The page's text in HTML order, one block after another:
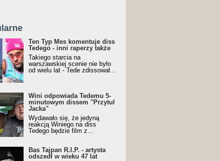
Ten Typ Mes komentuje diss
Tedego - inni raperzy także
Takiego starcia na
warszawskiej scenie nie było
od wielu lat - Tede zdissował...
Wini odpowiada Tedemu 5-
minutowym dissem "Przytul
Jacka"
Wydawało się, że jedyną
reakcją Winiego na diss
Tedego będzie film z...
Bas Tajpan R.I.P. - artysta
odszedł w wieku 47 lat